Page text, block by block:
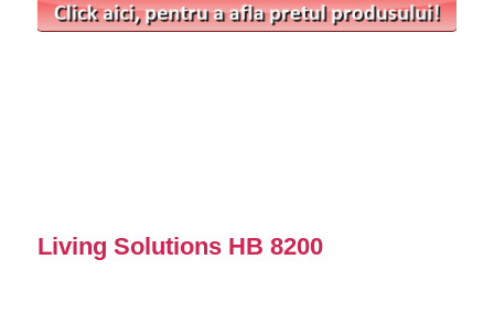
Living Solutions HB 8200